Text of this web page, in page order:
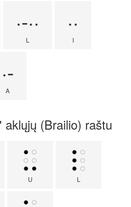
·-··
L
··
I
·-
A
aklųjų (Brailio) raštu
U L